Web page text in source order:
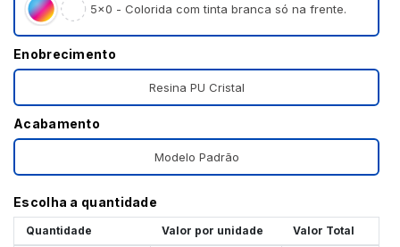
5×0 - Colorida com tinta branca só na frente.
Enobrecimento
Resina PU Cristal
Acabamento
Modelo Padrão
Escolha a quantidade
Quantidade Valor por unidade Valor Total